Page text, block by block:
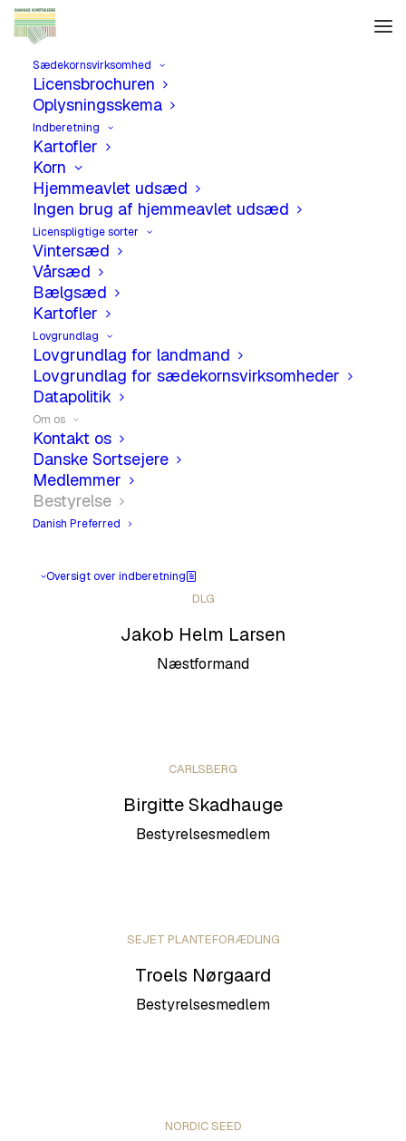
Sædekornsvirksomhed
Licensbrochuren
Oplysningsskema
Indberetning
Kartofler
Korn
Hjemmeavlet udsæd
Ingen brug af hjemmeavlet udsæd
Licenspligtige sorter
Vintersæd
Vårsæd
Bælgsæd
Kartofler
Lovgrundlag
Lovgrundlag for landmand
Lovgrundlag for sædekornsvirksomheder
Datapolitik
Om os
Kontakt os
Danske Sortsejere
Medlemmer
Bestyrelse
Danish Preferred
Oversigt over indberetning
Bestyrelse
Kim Bonde Petersen
DLG
Jakob Helm Larsen
Næstformand
CARLSBERG
Birgitte Skadhauge
Bestyrelsesmedlem
SEJET PLANTEFORÆDLING
Troels Nørgaard
Bestyrelsesmedlem
NORDIC SEED